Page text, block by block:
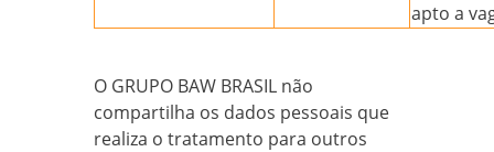
apto a
O GRUPO BAW BRASIL não
compartilha os dados pessoais que
realiza o tratamento para outros